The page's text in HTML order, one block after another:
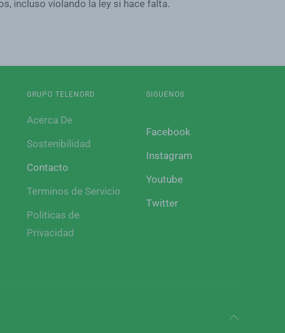
incluso violando la ley si hace falta.
GRUPO TELENORD
Acerca De
Sostenibilidad
Contacto
Terminos de Servicio
Politicas de
Privacidad
SIGUENOS
Facebook
Instagram
Youtube
Twitter